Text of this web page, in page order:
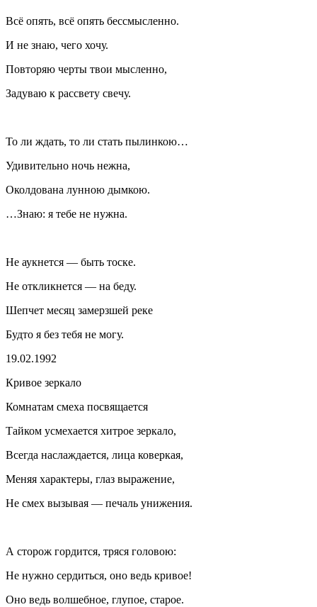
Всё опять, всё опять бессмысленно.
И не знаю, чего хочу.
Повторяю черты твои мысленно,
Задуваю к рассвету свечу.
То ли ждать, то ли стать пылинкою…
Удивительно ночь нежна,
Околдована лунною дымкою.
…Знаю: я тебе не нужна.
Не аукнется — быть тоске.
Не откликнется — на беду.
Шепчет месяц замерзшей реке
Будто я без тебя не могу.
19.02.1992
Кривое зеркало
Комнатам смеха посвящается
Тайком усмехается хитрое зеркало,
Всегда наслаждается, лица коверкая,
Меняя характеры, глаз выражение,
Не смех вызывая — печаль унижения.
А сторож гордится, тряся головою:
Не нужно сердиться, оно ведь кривое!
Оно ведь волшебное, глупое, старое.